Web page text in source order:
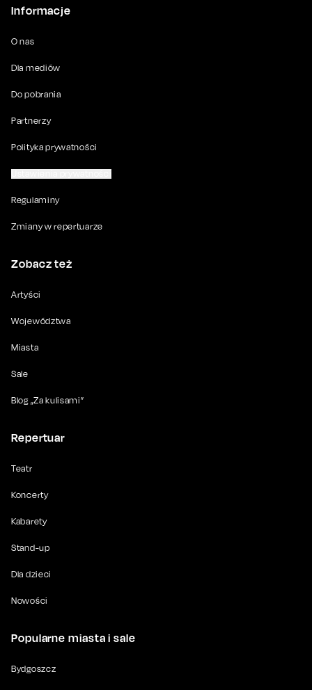
Informacje
O nas
Dla mediów
Do pobrania
Partnerzy
Polityka prywatności
Regulaminy
Zmiany w repertuarze
Zobacz też
Artyści
Województwa
Miasta
Sale
Blog „Za kulisami”
Repertuar
Teatr
Koncerty
Kabarety
Stand-up
Dla dzieci
Nowości
Popularne miasta i sale
Bydgoszcz